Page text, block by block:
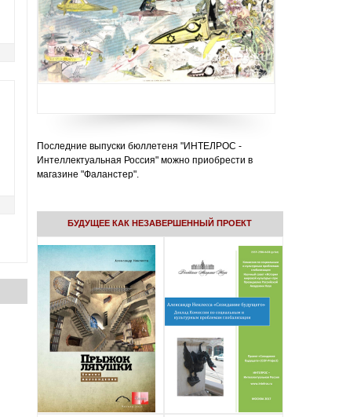
Последние выпуски бюллетеня "ИНТЕЛРОС -
Интеллектуальная Россия" можно приобрести в
магазине "Фаланстер".
БУДУЩЕЕ КАК НЕЗАВЕРШЕННЫЙ ПРОЕКТ